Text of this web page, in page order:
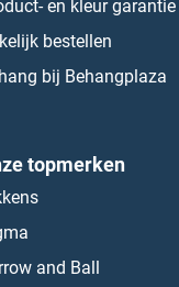
en kleur garantie
bestellen
bij Behangplaza
topmerken
and Ball